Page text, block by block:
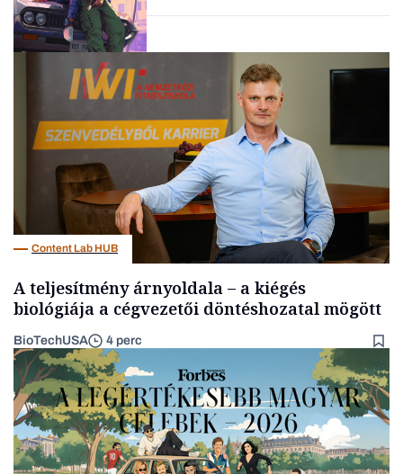
Content Lab HUB
A teljesítmény árnyoldala – a kiégés
biológiája a cégvezetői döntéshozatal mögött
BioTechUSA 4 perc